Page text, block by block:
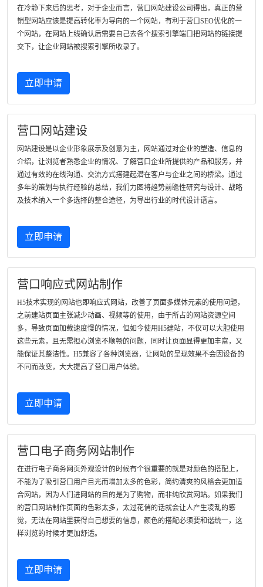
在冷静下来后的思考，对于企业而言，营口网站建设公司得出，真正的营
销型网站应该是提高转化率为导向的一个网站，有利于营口SEO优化的一
个网站，在网站上线确认后需要自己去各个搜索引擎端口把网站的链接提
交下，让企业网站被搜索引擎所收录了。
立即申请
营口网站建设
网站建设是以企业形象展示及创意为主，网站通过对企业的塑造、信息的
介绍，让浏览者熟悉企业的情况、了解营口企业所提供的产品和服务，并
通过有效的在线沟通、交流方式搭建起潜在客户与企业之间的桥梁。通过
多年的策划与执行经验的总结，我们力图将趋势前瞻性研究与设计、战略
及技术纳入一个多选择的整合途径，为导出行业的时代设计语言。
立即申请
营口响应式网站制作
H5技术实现的网站也即响应式网站，改善了页面多媒体元素的使用问题，
之前建站页面主张减少动画、视频等的使用，由于所占的网站资源空间
多，导致页面加载速度慢的情况，但如今使用H5建站，不仅可以大胆使用
这些元素，且无需担心浏览不顺畅的问题，同时让页面显得更加丰富，又
能保证其整洁性。H5兼容了各种浏览器，让网站的呈现效果不会因设备的
不同而改变，大大提高了营口用户体验。
立即申请
营口电子商务网站制作
在进行电子商务网页外观设计的时候有个很重要的就是对颜色的搭配上，
不能为了吸引营口用户目光而增加太多的色彩，简约清爽的风格会更加适
合网站，因为人们进网站的目的是为了购物，而非纯欣赏网站。如果我们
的营口网站制作页面的色彩太多，太过花俏的话就会让人产生凌乱的感
觉，无法在网站里获得自己想要的信息，颜色的搭配必须要和谐统一，这
样浏览的时候才更加舒适。
立即申请